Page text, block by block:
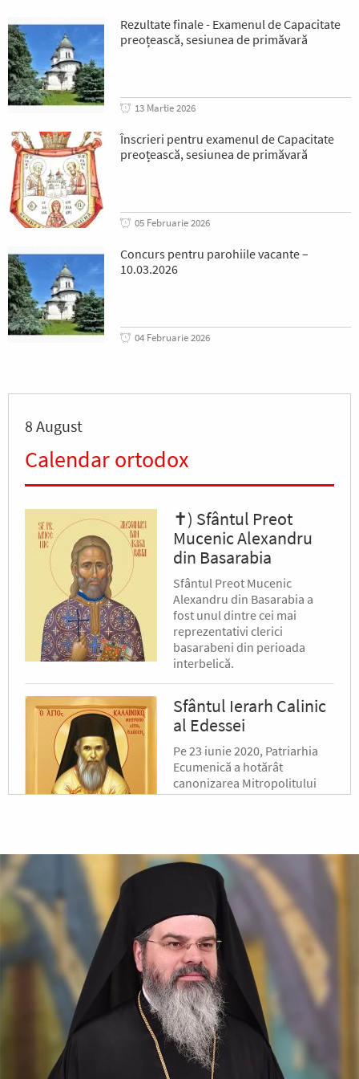
Rezultate finale - Examenul de Capacitate
preoțească, sesiunea de primăvară
13 Martie 2026
Înscrieri pentru examenul de Capacitate
preoțească, sesiunea de primăvară
05 Februarie 2026
Concurs pentru parohiile vacante –
10.03.2026
04 Februarie 2026
8 August
Calendar ortodox
✝) Sfântul Preot
Mucenic Alexandru
din Basarabia
Sfântul Preot Mucenic
Alexandru din Basarabia a
fost unul dintre cei mai
reprezentativi clerici
basarabeni din perioada
interbelică.
Sfântul Ierarh Calinic
al Edessei
Pe 23 iunie 2020, Patriarhia
Ecumenică a hotărât
canonizarea Mitropolitului
Calinic al Edessei, Pellei și
Sfântul Ierarh Emilian
Mărturisitorul,
Episcopul Cizicului
Sfântul Ierarh Emilian,
mărturisitorul lui Hristos, a
trăit pe vremea împărăției lui
Leon Armeanul, luptătorul
împotriva icoanelor, și fiind el
episcop al Cizicului, de...